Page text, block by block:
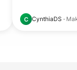
C CynthiaDS ·